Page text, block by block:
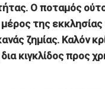
Ο ποταμός
της
ζημίας. Καλόν
κιγκλίδος προς